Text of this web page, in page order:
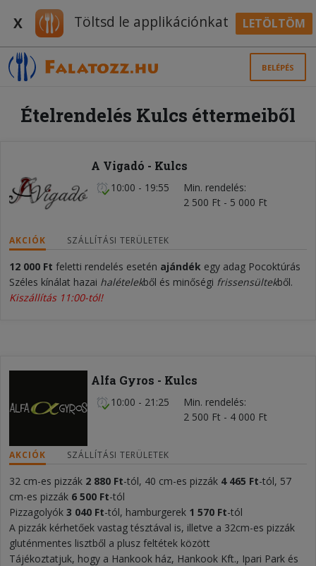
X Töltsd le applikációnkat LETÖLTÖM
BELÉPÉS
Ételrendelés Kulcs éttermeiből
A Vigadó - Kulcs
10:00 - 19:55
Min. rendelés
2 500 Ft - 5 000 Ft
AKCIÓK SZÁLLÍTÁSI TERÜLETEK
12 000 Ft feletti rendelés esetén ajándék egy adag Pocoktúrás
Széles kínálat hazai halételekből és minőségi frissensültekből.
Kiszállítás 11:00-tól!
Alfa Gyros - Kulcs
10:00 - 21:25
Min. rendelés
2 500 Ft - 4 000 Ft
AKCIÓK SZÁLLÍTÁSI TERÜLETEK
32 cm-es pizzák 2 880 Ft-tól, 40 cm-es pizzák 4 465 Ft-tól, 57
cm-es pizzák 6 500 Ft-tól
Pizzagolyók 3 040 Ft-tól, hamburgerek 1 570 Ft-tól
A pizzák kérhetőek vastag tésztával is, illetve a 32cm-es pizzák
gluténmentes lisztből a plusz feltétek között
Tájékoztatjuk, hogy a Hankook ház, Hankook Kft., Ipari Park és